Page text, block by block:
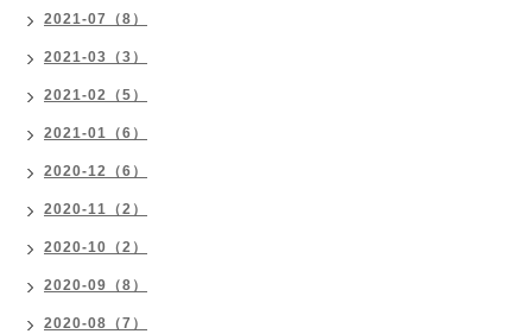
2021-07（8）
2021-03（3）
2021-02（5）
2021-01（6）
2020-12（6）
2020-11（2）
2020-10（2）
2020-09（8）
2020-08（7）